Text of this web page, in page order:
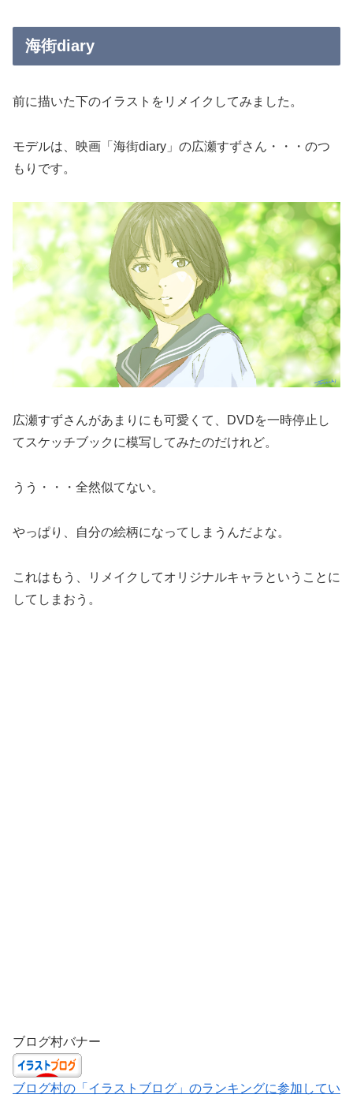
海街diary
前に描いた下のイラストをリメイクしてみました。
モデルは、映画「 海街diary」の広瀬すずさん・・・のつ
もりです。
広瀬すずさんがあまりにも可愛くて、DVDを一時停止し
てスケッチブックに模写してみたのだけれど。
うう・・・全然似てない。
やっぱり、自分の絵柄になってしまうんだよな。
これはもう、リメイクしてオリジナルキャラということに
してしまおう。
ブログ村バナー
ブログ村の「イラストブログ」のランキングに参加してい